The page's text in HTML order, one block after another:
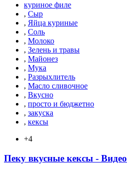
куриное филе
, Сыр
, Яйца куриные
, Соль
, Молоко
, Зелень и травы
, Майонез
, Мука
, Разрыхлитель
, Масло сливочное
, Вкусно
, просто и бюджетно
, закуска
, кексы
+4
Пеку вкусные кексы -